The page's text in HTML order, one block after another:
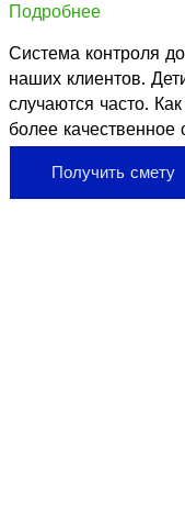
Подробнее
Система контроля
наших клиентов.
случаются часто.
более качественное
Получить смету